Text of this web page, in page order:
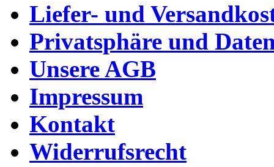
Liefer- und
Privatsphäre und
Unsere AGB
Impressum
Kontakt
Widerrufsrecht